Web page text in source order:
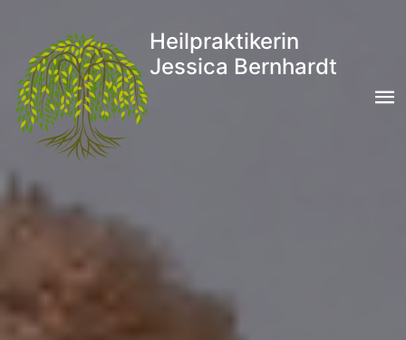
Heilpraktikerin
Jessica Bernhardt